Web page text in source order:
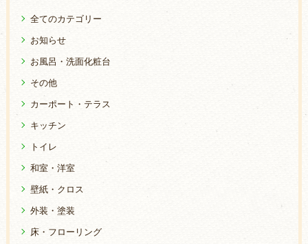
全てのカテゴリー
お知らせ
お風呂・洗面化粧台
その他
カーポート・テラス
キッチン
トイレ
和室・洋室
壁紙・クロス
外装・塗装
床・フローリング